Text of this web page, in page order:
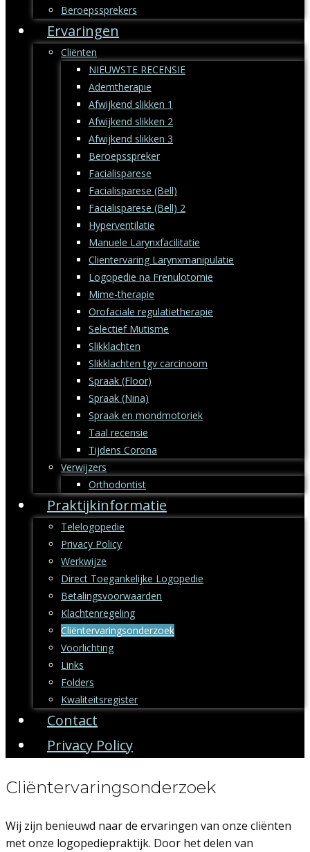
Beroepssprekers
Ervaringen
Cliënten
NIEUWSTE RECENSIE
Ademtherapie
Afwijkend slikken 1
Afwijkend slikken 2
Afwijkend slikken 3
Beroepsspreker
Facialisparese
Facialisparese (Bell)
Facialisparese (Bell) 2
Hyperventilatie
Manuele Larynxfacilitatie
Clientervaring Larynxmanipulatie
Logopedie na Frenulotomie
Mime-therapie
Orofaciale regulatietherapie
Selectief Mutisme
Slikklachten
Slikklachten tgv carcinoom
Spraak (Floor)
Spraak (Nina)
Spraak en mondmotoriek
Taal recensie
Tijdens Corona
Verwijzers
Orthodontist
Praktijkinformatie
Telelogopedie
Privacy Policy
Werkwijze
Direct Toegankelijke Logopedie
Betalingsvoorwaarden
Klachtenregeling
Cliëntervaringsonderzoek
Voorlichting
Links
Folders
Kwaliteitsregister
Contact
Privacy Policy
Cliëntervaringsonderzoek
Wij zijn benieuwd naar de ervaringen van onze cliënten
met onze logopediepraktijk. Door het delen van